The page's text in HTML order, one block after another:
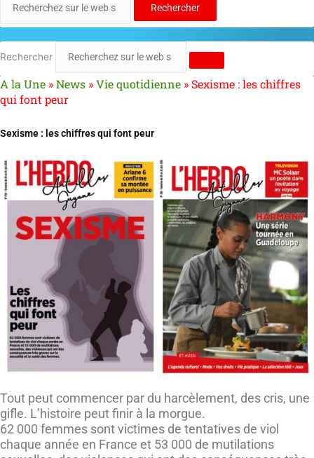
Rechercher
Rechercher
A la Une »News »Vie quotidienne »Sexisme : les chiffres
qui font peur
Sexisme : les chiffres qui font peur
Tout peut commencer par du harcèlement, des cris, une
gifle. L’histoire peut finir à la morgue.
62 000 femmes sont victimes de tentatives de viol
chaque année en France et 53 000 de mutilations